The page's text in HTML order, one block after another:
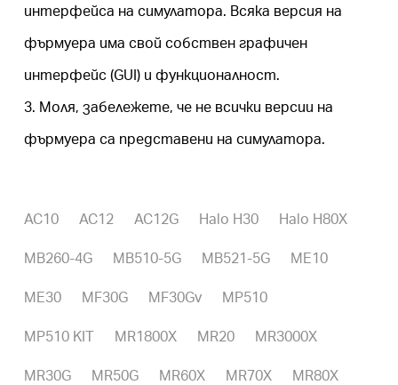
български
интерфейса на симулатора. Всяка версия на
фърмуера има свой собствен графичен
интерфейс (GUI) и функционалност.
3. Моля, забележете, че не всички версии на
фърмуера са представени на симулатора.
AC10 AC12 AC12G Halo H30 Halo H80X
MB260-4G MB510-5G MB521-5G ME10
ME30 MF30G MF30Gv MP510
MP510 KIT MR1800X MR20 MR3000X
MR30G MR50G MR60X MR70X MR80X